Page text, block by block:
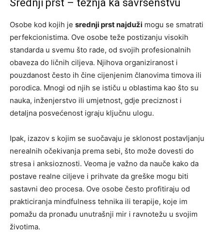
Srednji prst – težnja ka savršenstvu
Osobe kod kojih je srednji prst najduži mogu se smatrati
perfekcionistima. Ove osobe teže postizanju visokih
standarda u svemu što rade, od svojih profesionalnih
obaveza do ličnih ciljeva. Njihova organiziranost i
pouzdanost često ih čine cijenjenim članovima timova ili
porodica. Mnogi od njih se ističu u oblastima kao što su
nauka, inženjerstvo ili umjetnost, gdje preciznost i
detaljna posvećenost igraju ključnu ulogu.
Ipak, izazov s kojim se suočavaju je sklonost postavljanju
nerealnih očekivanja prema sebi, što može dovesti do
stresa i anksioznosti. Veoma je važno da nauče kako da
postave realne ciljeve i prihvate da greške mogu biti
sastavni deo procesa. Ove osobe često profitiraju od
prakticiranja mindfulness tehnika ili terapije, koje im
pomažu da pronađu unutrašnji mir i ravnotežu u svojim
životima.